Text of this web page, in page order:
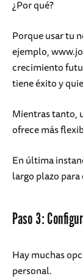
¿Por qué?
Porque usar tu
ejemplo,
crecimiento
tiene éxito y
Mientras tanto,
ofrece más
En última
largo plazo
Paso 3:
Hay muchas
personal.